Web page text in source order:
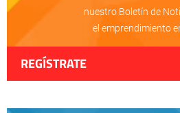
nuestro Boletín de
el emprendimiento
REGÍSTRATE